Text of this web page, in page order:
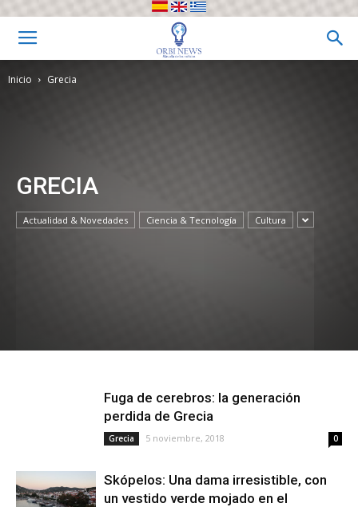
Inicio Grecia
GRECIA
Actualidad & Novedades Ciencia & Tecnología Cultura
Fuga de cerebros: la generación
perdida de Grecia
Grecia 5 noviembre, 2018 0
Skópelos: Una dama irresistible, con
un vestido verde mojado en el